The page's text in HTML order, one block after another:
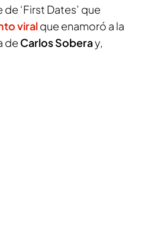
‘First Dates’ que
viralque enamoró a la
de Carlos Soberay,